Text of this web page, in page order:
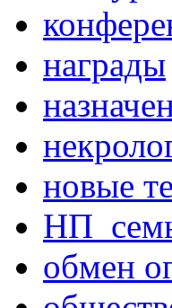
награды
новые
обмен